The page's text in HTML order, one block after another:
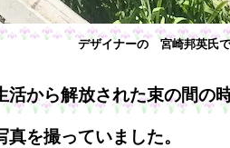
デザイナーの 宮崎邦英氏
活から解放された束の間の
を撮っていました。